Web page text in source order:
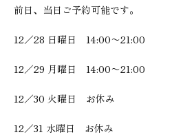
前日、当日ご予約可能です。
12／28 日曜日 14:00〜21:00
12／29 月曜日 14:00〜21:00
12／30 火曜日 お休み
12／31 水曜日 お休み